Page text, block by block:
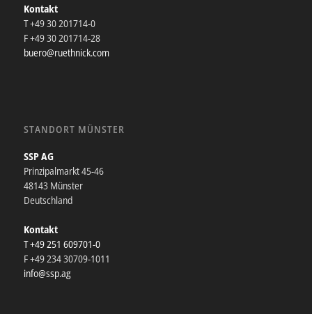
Kontakt
T +49 30 201714-0
F +49 30 201714-28
buero@ruethnick.com
STANDORT MÜNSTER
SSP AG
Prinzipalmarkt 45-46
48143 Münster
Deutschland
Kontakt
T +49 251 609701-0
F +49 234 30709-1011
info@ssp.ag